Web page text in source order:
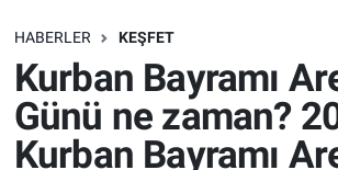
HABERLER KEŞFET
Kurban Bayramı
Günü ne zaman?
Kurban Bayramı
SAĞLIK
EKONOMİ
EĞİTİM